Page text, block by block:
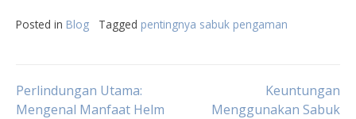
Posted in Blog Tagged pentingnya sabuk pengaman
Post
Perlindungan Utama:
Mengenal Manfaat Helm
Keuntungan
Menggunakan Sabuk